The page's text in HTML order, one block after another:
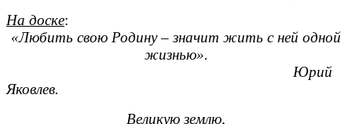
На доске:
«Любить свою Родину – значит жить с ней одной
жизнью».
Юрий
Яковлев.
Великую землю,